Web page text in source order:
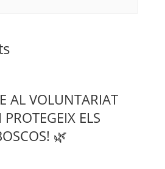
AL VOLUNTARIAT
PROTEGEIX ELS
🌿